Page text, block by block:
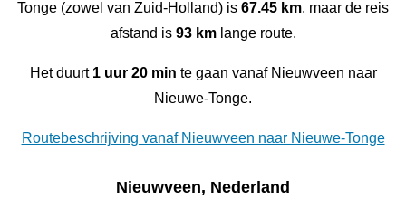
Tonge (zowel van Zuid-Holland) is 67.45 km, maar de reis
afstand is 93 kmlange route.
Het duurt 1 uur 20 min te gaan vanaf Nieuwveen naar
Nieuwe-Tonge.
Routebeschrijving vanaf Nieuwveen naar Nieuwe-Tonge
Nieuwveen, Nederland